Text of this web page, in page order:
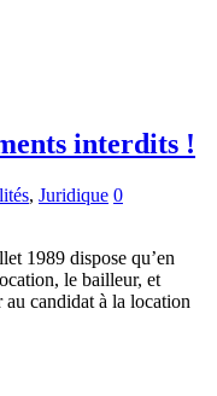
interdits !
, Juridique 0
1989 dispose qu’en
le bailleur, et
au candidat à la location